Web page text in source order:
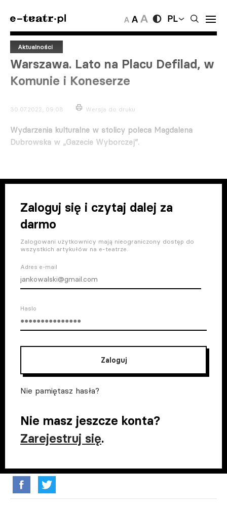
PL
Aktualności
Warszawa. Lato na Placu Defilad, w
Komunie i Koneserze
30.07.2022, 09:08 Wersja do druku
Wydarzenia kulturalne w stolicy poleca Magdalena
Dubrowska w „Gazecie Wyborczej”.
Zaloguj się i czytaj dalej za
darmo
Zalogowani użytkownicy mają nieograniczony dostęp do
wszystkich artykułów na e-teatrze.
Adres e-mail
Haslo
Zaloguj
Nie pamiętasz hasła?
Nie masz jeszcze konta?
Zarejestruj się.